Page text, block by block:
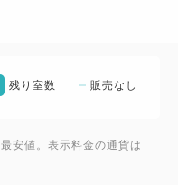
と同料金となりま
のお子様にお食事は
残り室数 販売なし
安値。表示料金の通貨は